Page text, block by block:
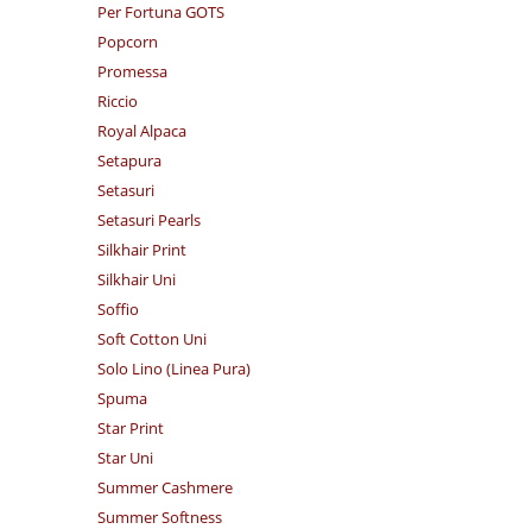
Per Fortuna GOTS
Popcorn
Promessa
Riccio
Royal Alpaca
Setapura
Setasuri
Setasuri Pearls
Silkhair Print
Silkhair Uni
Soffio
Soft Cotton Uni
Solo Lino (Linea Pura)
Spuma
Star Print
Star Uni
Summer Cashmere
Summer Softness